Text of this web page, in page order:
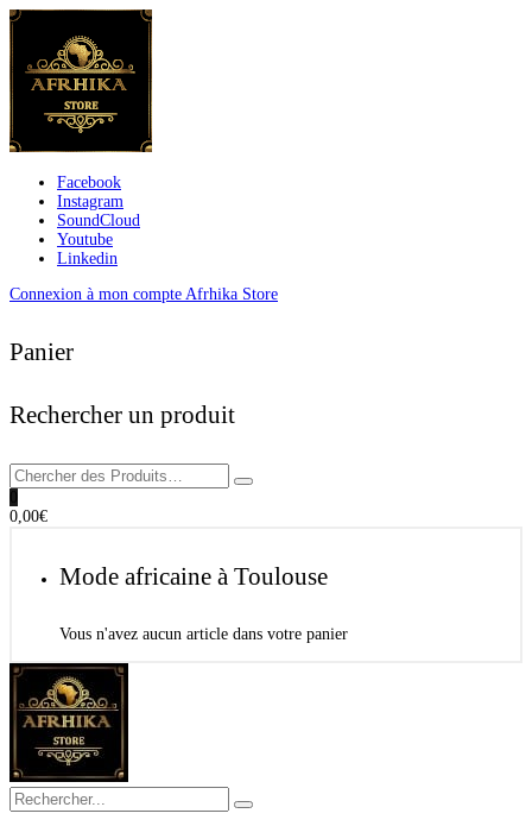
Facebook
Instagram
SoundCloud
Youtube
Linkedin
Connexion à mon compte Afrhika Store
Panier
Rechercher un produit
0,00€
Mode africaine à Toulouse
Vous n'avez aucun article dans votre panier